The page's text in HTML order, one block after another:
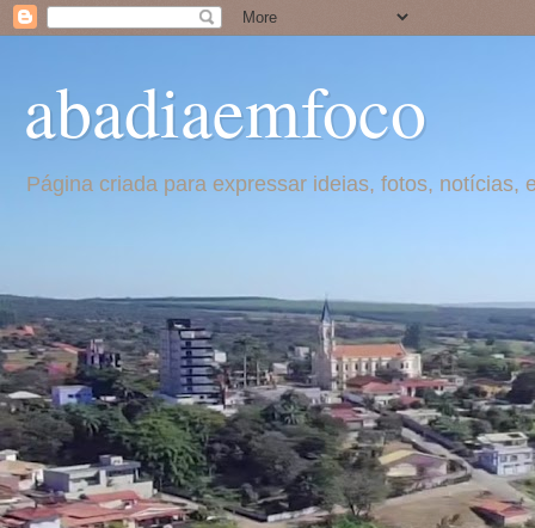
abadiaemfoco
Página criada para expressar ideias, fotos,